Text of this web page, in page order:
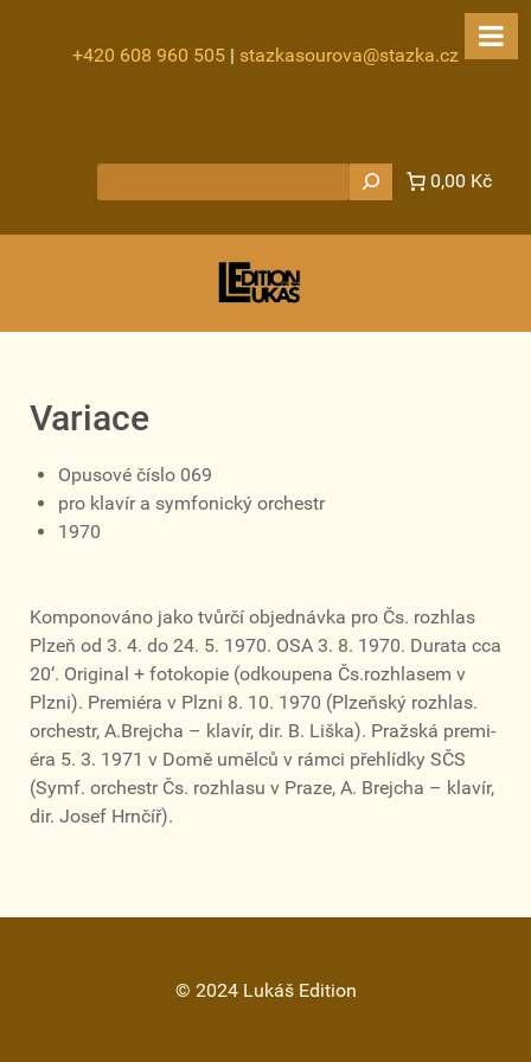
+420 608 960 505 | stazkasourova@stazka.cz
0,00 Kč
Variace
Opusové číslo 069
pro klavír a symfonický orchestr
1970
Komponováno jako tvůrčí objednávka pro Čs. rozhlas
Plzeň od 3. 4. do 24. 5. 1970. OSA 3. 8. 1970. Durata cca
20‘. Original + fotokopie (odkoupena Čs.rozhlasem v
Plzni). Premiéra v Plzni 8. 10. 1970 (Plzeňský rozhlas.
orchestr, A.Brejcha – klavír, dir. B. Liška). Pražská premi-
éra 5. 3. 1971 v Domě umělců v rámci přehlídky SČS
(Symf. orchestr Čs. rozhlasu v Praze, A. Brejcha – klavír,
dir. Josef Hrnčíř).
© 2024 Lukáš Edition